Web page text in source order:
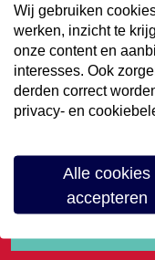
€35,-
Meld je aan voor
Wij gebruiken
werken, inzicht te
onze content en
interesses. Ook
derden correct
privacy- en
Alle cookies
accepteren